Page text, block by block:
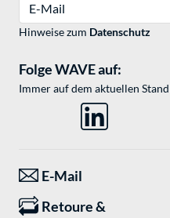
Hinweise zum Datenschutz
Folge WAVE auf:
Immer auf dem aktuellen Stand
E-Mail
Retoure &